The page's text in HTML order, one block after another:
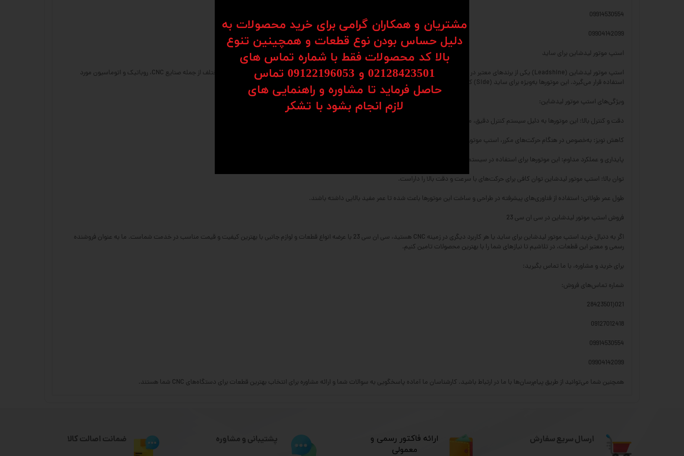
09914530554
09904142099
استپ موتور لیدشاین برای ساید
استپ موتور لیدشاین (Leadshine) یکی از برندهای معتبر در تولید استپ موتورهای با کیفیت است که به دلیل دقت بالا، عملکرد پایدار و عمر طولانی، در صنایع مختلف از جمله صنایع CNC، روباتیک و اتوماسیون مورد
استفاده قرار می‌گیرد. این موتورها به‌ویژه برای ساید (Side) کاربرد دارند و می‌توانند در سیستم‌های انتقال حرکت با دقت بسیار بالا عمل کنند.
ویژگی‌های استپ موتور لیدشاین:
دقت و کنترل بالا: این موتورها به دلیل سیستم کنترل دقیق، می‌توانند حرکت‌های بسیار دقیق را ارائه دهند.
کاهش نویز: به‌خصوص در هنگام حرکت‌های مکرر، استپ موتور لیدشاین نسبت به سایر مدل‌ها نویز کمتری تولید می‌کند.
پایداری و عملکرد مداوم: این موتورها برای استفاده در سیستم‌های طولانی‌مدت و بدون وقفه مناسب هستند.
توان بالا: استپ موتور لیدشاین توان کافی برای حرکت‌های با سرعت و دقت بالا را داراست.
طول عمر طولانی: استفاده از فناوری‌های پیشرفته در طراحی و ساخت این موتورها باعث شده تا عمر مفید بالایی داشته باشند.
فروش استپ موتور لیدشاین در سی ان سی 23
اگر به دنبال خرید استپ موتور لیدشاین برای ساید یا هر کاربرد دیگری در زمینه CNC هستید، سی ان سی 23 با عرضه انواع قطعات و لوازم جانبی با بهترین کیفیت و قیمت مناسب در خدمت شماست. ما به عنوان فروشنده
رسمی و معتبر این قطعات، در تلاشیم تا نیازهای شما را با بهترین محصولات تامین کنیم.
برای خرید و مشاوره، با ما تماس بگیرید:
شماره تماس‌های فروش:
021(28423501
09127012418
09914530554
09904142099
همچنین شما می‌توانید از طریق پیام‌رسان‌ها با ما در ارتباط باشید. کارشناسان ما آماده پاسخگویی به سوالات شما و ارائه مشاوره برای انتخاب بهترین قطعات برای دستگاه‌های CNC شما هستند.
ارسال سریع سفارش
​ارائه فاکتور رسمی و
معمولی
پشتیبانی و مشاوره ضمانت اصالت کالا
​​مشتریان و همکاران گرامی برای خرید محصولات به
دلیل حساس بودن نوع قطعات و همچینین تنوع
بالا کد محصولات فقط با شماره تماس های
02128423501 و 09122196053​​​​​​​ تماس
حاصل فرماید تا مشاوره و راهنمایی های
​​​​​​​لازم انجام بشود با تشکر​​​​​​​